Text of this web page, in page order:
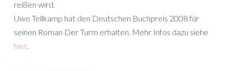
reißen wird.
Uwe Tellkamp hat den Deutschen Buchpreis 2008 für
seinen Roman Der Turm erhalten. Mehr Infos dazu siehe
hier.